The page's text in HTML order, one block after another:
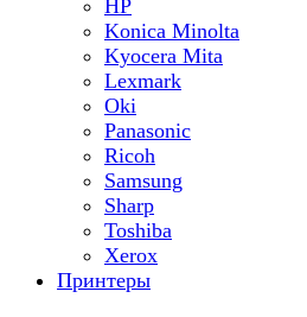
HP
Konica Minolta
Kyocera Mita
Lexmark
Oki
Panasonic
Ricoh
Samsung
Sharp
Toshiba
Xerox
Принтеры